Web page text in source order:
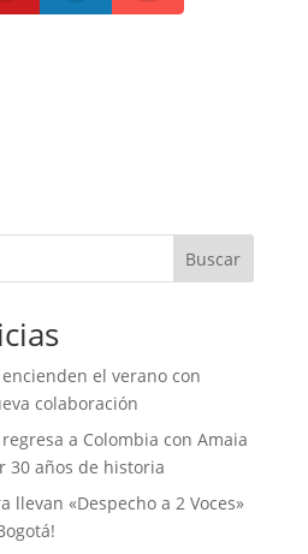
Buscar
el verano con
colaboración
a Colombia con Amaia
30 años de historia
llevan «Despecho a 2 Voces»